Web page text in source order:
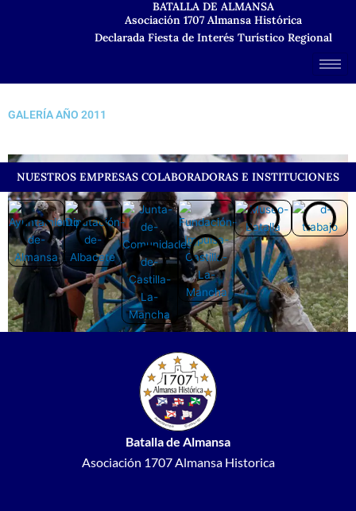
BATALLA DE ALMANSA
Asociación 1707 Almansa Histórica
Declarada Fiesta de Interés Turístico Regional
GALERÍA AÑO 2011
NUESTROS EMPRESAS COLABORADORAS E INSTITUCIONES
Batalla de Almansa
Asociación 1707 Almansa Historica